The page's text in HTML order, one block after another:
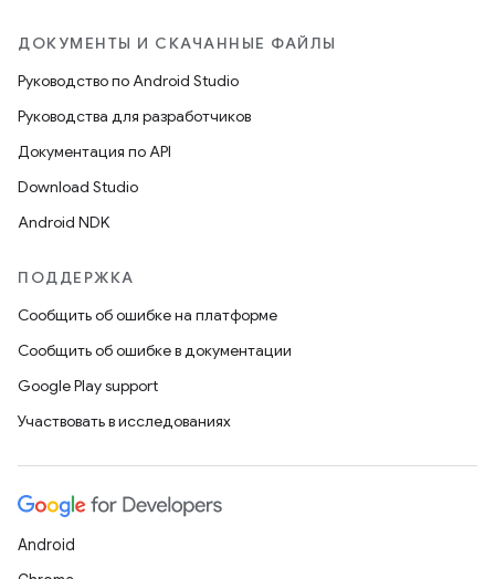
ДОКУМЕНТЫ И СКАЧАННЫЕ ФАЙЛЫ
Руководство по Android Studio
Руководства для разработчиков
Документация по API
Download Studio
Android NDK
ПОДДЕРЖКА
Сообщить об ошибке на платформе
Сообщить об ошибке в документации
Google Play support
Участвовать в исследованиях
Android